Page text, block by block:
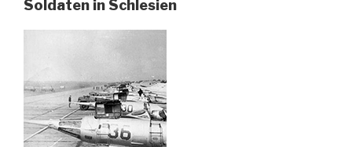
Soldaten in Schlesien